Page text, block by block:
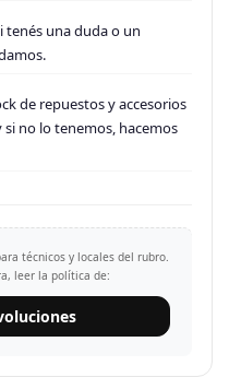
tenés una duda o un
de repuestos y accesorios
no lo tenemos, hacemos
técnicos y locales del rubro.
leer la política de: